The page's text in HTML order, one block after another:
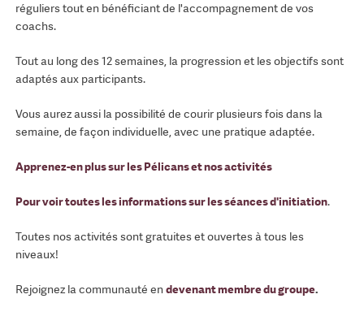
réguliers tout en bénéficiant de l'accompagnement de vos
coachs.
Tout au long des 12 semaines, la progression et les objectifs sont
adaptés aux participants.
Vous aurez aussi la possibilité de courir plusieurs fois dans la
semaine, de façon individuelle, avec une pratique adaptée.
Apprenez-en plus sur les Pélicans et nos activités
Pour voir toutes les informations sur les séances d'initiation.
Toutes nos activités sont gratuites et ouvertes à tous les
niveaux!
Rejoignez la communauté endevenant membre du groupe.